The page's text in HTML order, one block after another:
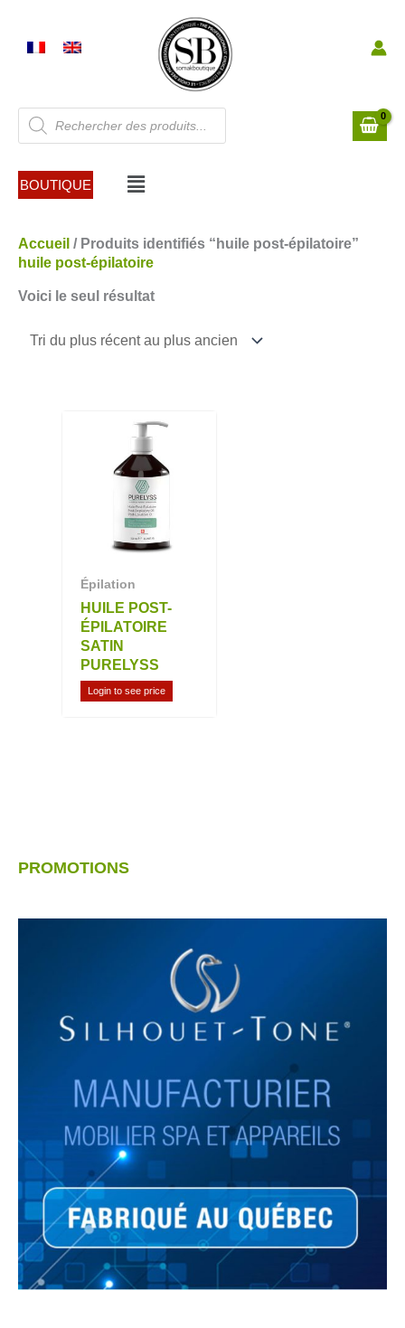
contenu
Recherche
de
produits
BOUTIQUE Menu
PROMOTIONS
Accueil / Produits identifiés “huile post-épilatoire”
huile post-épilatoire
Voici le seul résultat
Épilation
HUILE POST-
ÉPILATOIRE
SATIN
PURELYSS
Login to see price